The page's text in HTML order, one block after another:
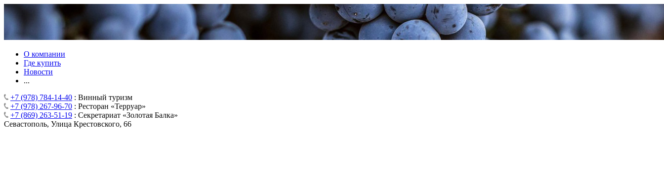
О компании
Где купить
Новости
...
+7 (978) 784-14-40 : Винный туризм
+7 (978) 267-96-70 : Ресторан «Терруар»
+7 (869) 263-51-19 : Секретариат «Золотая Балка»
Севастополь, Улица Крестовского, 66